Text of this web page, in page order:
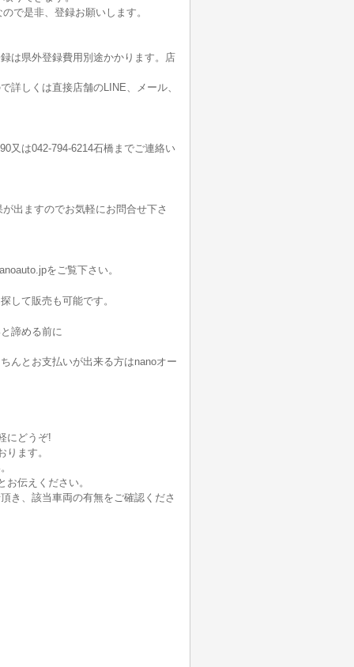
で是非、登録お願いします。
は県外登録費用別途かかります。店
しくは直接店舗のLINE、メール、
又は042-794-6214石橋までご連絡い
出ますのでお気軽にお問合せ下さ
をご覧下さい。
して販売も可能です。
諦める前に
んとお支払いが出来る方はnanoオー
にどうぞ!
ます。
伝えください。
き、該当車両の有無をご確認くださ